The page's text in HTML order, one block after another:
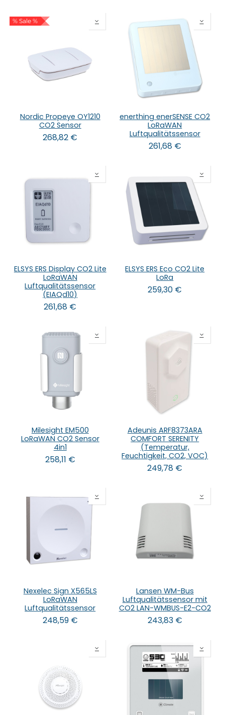
% Sale %
Nordic Propeye OY1210
CO2 Sensor
268,82 €
enerthing enerSENSE CO2
LoRaWAN
Luftqualitätssensor
261,68€
ELSYS ERS Display CO2 Lite
LoRaWAN
Luftqualitätssensor
(EIAQd10)
261,68 €
ELSYS ERS Eco CO2 Lite
LoRa
259,30 €
Milesight EM500
LoRaWAN CO2 Sensor
4in1
258,11 €
Adeunis ARF8373ARA
COMFORT SERENITY
(Temperatur,
Feuchtigkeit, CO2, VOC)
249,78 €
Nexelec Sign X565LS
LoRaWAN
Luftqualitätssensor
248,59€
Lansen WM-Bus
Luftqualitätssensor mit
CO2 LAN-WMBUS-E2-CO2
243,83€